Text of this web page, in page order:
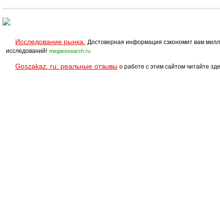
Исследование рынка.
Достоверная информация сэкономит вам
исследований! megaresearch.ru
Goszakaz. ru: реальные отзывы о работе с этим сайтом читайте